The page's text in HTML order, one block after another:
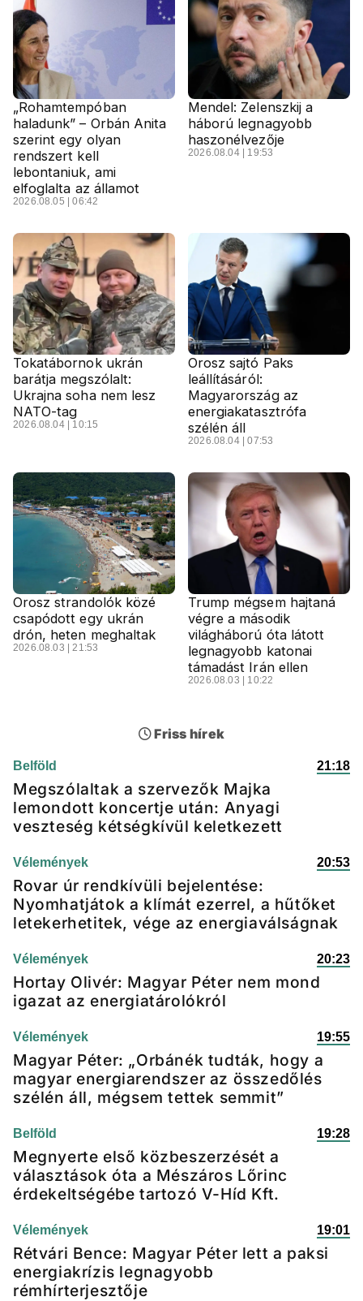
„Rohamtempóban
haladunk” – Orbán Anita
szerint egy olyan
rendszert kell
lebontaniuk, ami
elfoglalta az államot
2026.08.05 | 06:42
Mendel: Zelenszkij a
háború legnagyobb
haszonélvezője
2026.08.04 | 19:53
Tokatábornok ukrán
barátja megszólalt:
Ukrajna soha nem lesz
NATO-tag
2026.08.04 | 10:15
Orosz sajtó Paks
leállításáról:
Magyarország az
energiakatasztrófa
szélén áll
2026.08.04 | 07:53
Orosz strandolók közé
csapódott egy ukrán
drón, heten meghaltak
2026.08.03 | 21:53
Trump mégsem hajtaná
végre a második
világháború óta látott
legnagyobb katonai
támadást Irán ellen
2026.08.03 | 10:22
Friss hírek
Belföld 21:18
Megszólaltak a szervezők Majka
lemondott koncertje után: Anyagi
veszteség kétségkívül keletkezett
Vélemények 20:53
Rovar úr rendkívüli bejelentése:
Nyomhatjátok a klímát ezerrel, a hűtőket
letekerhetitek, vége az energiaválságnak
Vélemények 20:23
Hortay Olivér: Magyar Péter nem mond
igazat az energiatárolókról
Vélemények 19:55
Magyar Péter: „Orbánék tudták, hogy a
magyar energiarendszer az összedőlés
szélén áll, mégsem tettek semmit”
Belföld 19:28
Megnyerte első közbeszerzését a
választások óta a Mészáros Lőrinc
érdekeltségébe tartozó V-Híd Kft.
Vélemények 19:01
Rétvári Bence: Magyar Péter lett a paksi
energiakrízis legnagyobb
rémhírterjesztője